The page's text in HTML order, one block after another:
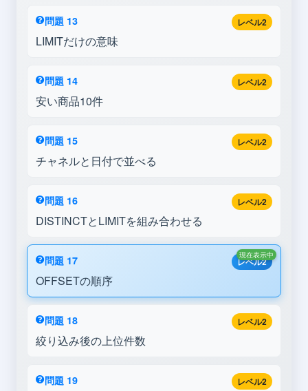
レベル2
問題 13
LIMITだけの意味
レベル2
問題 14
安い商品10件
レベル2
問題 15
チャネルと日付で並べる
レベル2
問題 16
DISTINCTとLIMITを組み合わせる
レベル2
問題 17
OFFSETの順序
現在表示中
レベル2
問題 18
絞り込み後の上位件数
レベル2
問題 19